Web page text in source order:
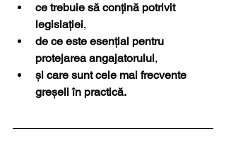
ce trebuie să conțină potrivit
legislației,
de ce este esențial pentru
protejarea angajatorului,
și care sunt cele mai frecvente
greșeli în practică.